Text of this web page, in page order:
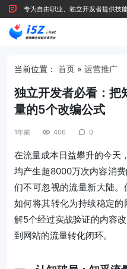
专为自由职业、独立开发者提供技
们
当前位置： 首页 » 运营推广
独立开发者必看：把
量的5个改编公式
1年前 406 0
在流量成本日益攀升的今天
均产生超8000万次内容消
们不可忽视的流量新大陆。
如何将其转化为持续稳定
解5个经过实战验证的内容
到网站的流量转化闭环。